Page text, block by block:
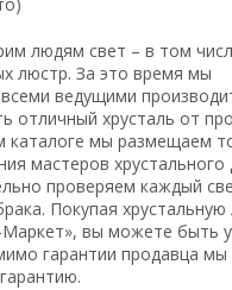
людям свет – в том
люстр. За это время мы
ведущими
отличный хрусталь от
каталоге мы размещаем
мастеров хрустального
проверяем каждый
Покупая хрустальную
вы можете быть
гарантии продавца